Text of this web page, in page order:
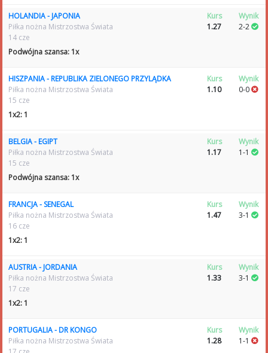
HOLANDIA - JAPONIA
Piłka nożna Mistrzostwa Świata
14 cze
Podwójna szansa: 1x
Kurs
1.27
Wynik
2-2
HISZPANIA - REPUBLIKA ZIELONEGO PRZYLĄDKA
Piłka nożna Mistrzostwa Świata
15 cze
1x2: 1
Kurs
1.10
Wynik
0-0
BELGIA - EGIPT
Piłka nożna Mistrzostwa Świata
15 cze
Podwójna szansa: 1x
Kurs
1.17
Wynik
1-1
FRANCJA - SENEGAL
Piłka nożna Mistrzostwa Świata
16 cze
1x2: 1
Kurs
1.47
Wynik
3-1
AUSTRIA - JORDANIA
Piłka nożna Mistrzostwa Świata
17 cze
1x2: 1
Kurs
1.33
Wynik
3-1
PORTUGALIA - DR KONGO
Piłka nożna Mistrzostwa Świata
Kurs
1.28
Wynik
1-1